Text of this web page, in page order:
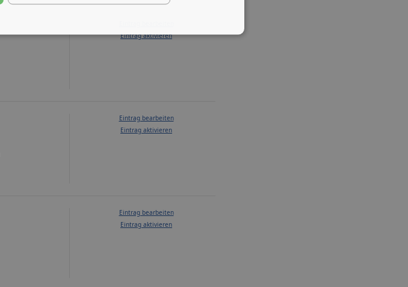
Eintrag aktivieren
Eintrag bearbeiten
Eintrag aktivieren
Eintrag bearbeiten
Eintrag aktivieren